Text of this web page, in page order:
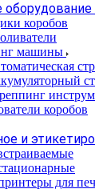
оборудование
коробов
машины
коробов
и
для